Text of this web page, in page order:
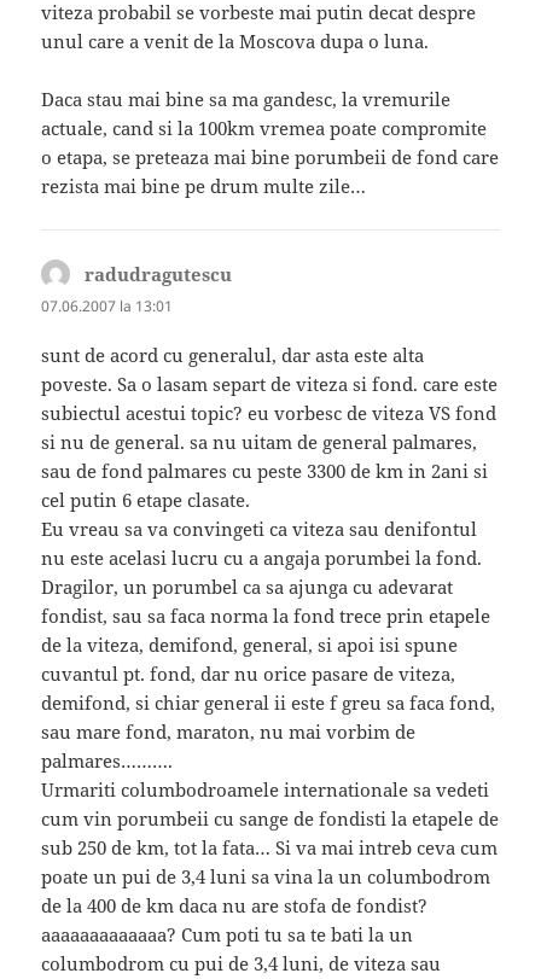
viteza probabil se vorbeste mai putin decat despre
unul care a venit de la Moscova dupa o luna.
Daca stau mai bine sa ma gandesc, la vremurile
actuale, cand si la 100km vremea poate compromite
o etapa, se preteaza mai bine porumbeii de fond care
rezista mai bine pe drum multe zile…
radudragutescu
07.06.2007 la 13:01
sunt de acord cu generalul, dar asta este alta
poveste. Sa o lasam separt de viteza si fond. care este
subiectul acestui topic? eu vorbesc de viteza VS fond
si nu de general. sa nu uitam de general palmares,
sau de fond palmares cu peste 3300 de km in 2ani si
cel putin 6 etape clasate.
Eu vreau sa va convingeti ca viteza sau denifontul
nu este acelasi lucru cu a angaja porumbei la fond.
Dragilor, un porumbel ca sa ajunga cu adevarat
fondist, sau sa faca norma la fond trece prin etapele
de la viteza, demifond, general, si apoi isi spune
cuvantul pt. fond, dar nu orice pasare de viteza,
demifond, si chiar general ii este f greu sa faca fond,
sau mare fond, maraton, nu mai vorbim de
palmares……….
Urmariti columbodroamele internationale sa vedeti
cum vin porumbeii cu sange de fondisti la etapele de
sub 250 de km, tot la fata… Si va mai intreb ceva cum
poate un pui de 3,4 luni sa vina la un columbodrom
de la 400 de km daca nu are stofa de fondist?
aaaaaaaaaaaaa? Cum poti tu sa te bati la un
columbodrom cu pui de 3,4 luni, de viteza sau